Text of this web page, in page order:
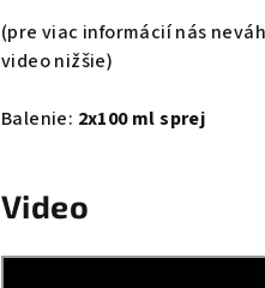
(pre viac informácií nás
video nižšie)
Balenie: 2x100 ml sprej
Video